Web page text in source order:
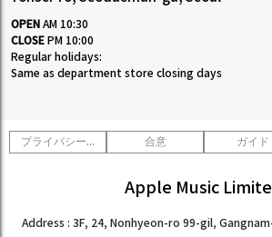
OPEN AM 10:30
CLOSE PM 10:00
Regular holidays:
Same as department store closing days
プライバシーポリシー 合意 ガイド
Apple Music
Address : 3F, 24, Nonhyeon-ro 99-gil,